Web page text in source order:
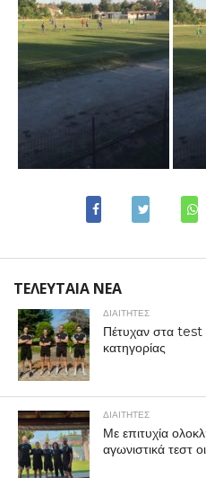
ΤΕΛΕΥΤΑΙΑ ΝΕΑ
ΔΙΑΙΤΗΤΕΣ
Πέτυχαν στα test
κατηγορίας
ΔΙΑΙΤΗΤΕΣ
Με επιτυχία
αγωνιστικά τεστ